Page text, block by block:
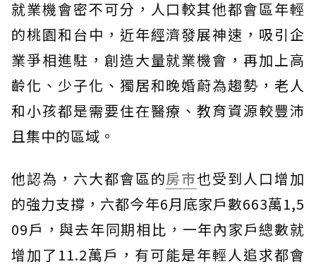
就業機會密不可分，人口較其他都會區年輕
的桃園和台中，近年經濟發展神速，吸引企
業爭相進駐，創造大量就業機會，再加上高
齡化、少子化、獨居和晚婚蔚為趨勢，老人
和小孩都是需要住在醫療、教育資源較豐沛
且集中的區域。
他認為，六大都會區的房市也受到人口增加
的強力支撐，六都今年6月底家戶數663萬1,5
09戶，與去年同期相比，一年內家戶總數就
增加了11.2萬戶，有可能是年輕人追求都會